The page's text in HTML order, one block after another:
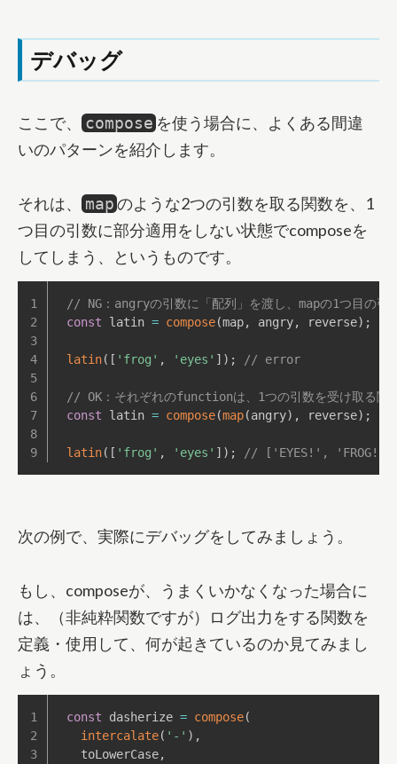
デバッグ
ここで、 compose を使う場合に、よくある間違
いのパターンを紹介します。
それは、 mapのような2つの引数を取る関数を、1
つ目の引数に部分適用をしない状態でcomposeを
してしまう、というものです。
// NG：angryの引数に「配列」を渡し、mapの1つ目の引
const latin = compose(map, angry, reverse) ;
latin( [ 'frog' , 'eyes' ] ) ; // error
// OK：それぞれのfunctionは、1つの引数を受け取る関
const latin = compose(map(angry) , reverse) ;
latin( [ 'frog' , 'eyes' ] ) ; // ['EYES!',
次の例で、実際にデバッグをしてみましょう。
もし、composeが、うまくいかなくなった場合に
は、（非純粋関数ですが）ログ出力をする関数を
定義・使用して、何が起きているのか見てみまし
ょう。
const dasherize = compose(
intercalate( '-' ) ,
  toLowerCase
,